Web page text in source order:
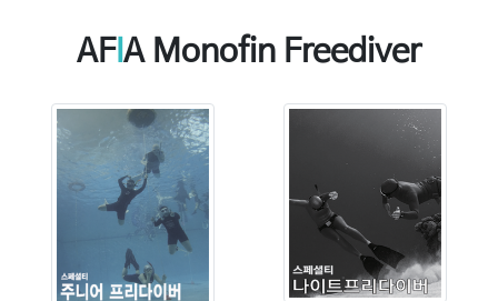
AFIA Monofin Freediver